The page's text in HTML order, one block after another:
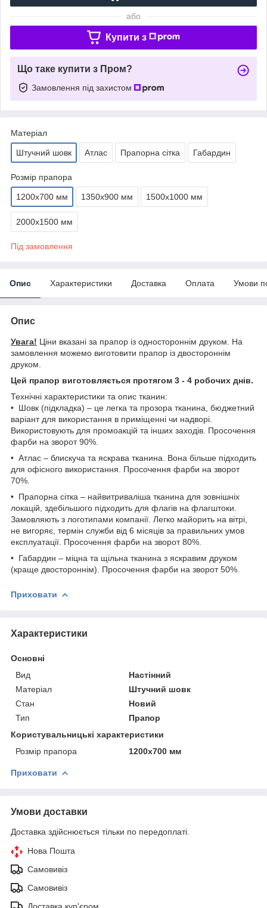
або
Купити з
Що таке купити з Пром?
Замовлення під захистом
Матеріал
Штучний шовк Атлас Прапорна сітка Габардин
Розмір прапора
1200х700 мм 1350х900 мм 1500х1000 мм
2000х1500 мм
Під замовлення
Опис Характеристики Доставка Оплата Умови
Опис
Увага! Ціни вказані за прапор із одностороннім друком. На
замовлення можемо виготовити прапор із двостороннім
друком.
Цей прапор виготовляється протягом 3 - 4 робочих днів.
Технічні характеристики та опис тканин:
• Шовк (підкладка) – це легка та прозора тканина, бюджетний
варіант для використання в приміщенні чи надворі.
Використовують для промоакцій та інших заходів. Просочення
фарби на зворот 90%.
• Атлас – блискуча та яскрава тканина. Вона більше підходить
для офісного використання. Просочення фарби на зворот
70%.
• Прапорна сітка – найвитриваліша тканина для зовнішніх
локацій, здебільшого підходить для флагів на флагштоки.
Замовляють з логотипами компанії. Легко майорить на вітрі,
не вигоряє, термін служби від 6 місяців за правильних умов
експлуатації. Просочення фарби на зворот 80%.
• Габардин – міцна та щільна тканина з яскравим друком
(краще двостороннім). Просочення фарби на зворот 50%.
Приховати
Характеристики
Основні
Вид
Настінний
Матеріал
Штучний шовк
Стан
Новий
Тип
Прапор
Користувальницькі характеристики
Розмір прапора
1200х700 мм
Приховати
Умови доставки
Доставка здійснюється тільки по передоплаті.
Нова Пошта
Самовивіз
Самовивіз
Доставка кур'єром